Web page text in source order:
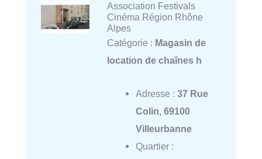
Association Festivals
Cinéma Région Rhône
Alpes
Catégorie : Magasin de
location de chaînes h
Adresse : 37 Rue
Colin, 69100
Villeurbanne
Quartier :